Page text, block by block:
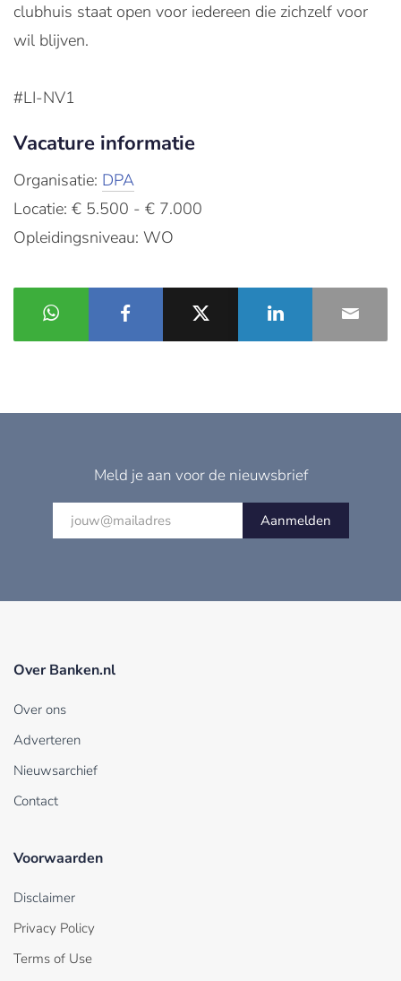
clubhuis staat open voor iedereen die zichzelf voor
wil blijven.
#LI-NV1
Vacature informatie
Organisatie: DPA
Locatie: € 5.500 - € 7.000
Opleidingsniveau: WO
Meld je aan voor de nieuwsbrief
Aanmelden
Over Banken.nl
Over ons
Adverteren
Nieuwsarchief
Contact
Voorwaarden
Disclaimer
Privacy Policy
Terms of Use